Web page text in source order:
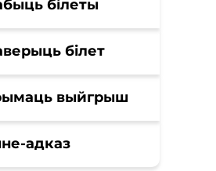
білеты
білет
выйгрыш
адказ